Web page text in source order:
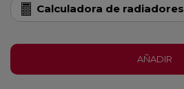
Calculadora de radiadores
AÑADIR